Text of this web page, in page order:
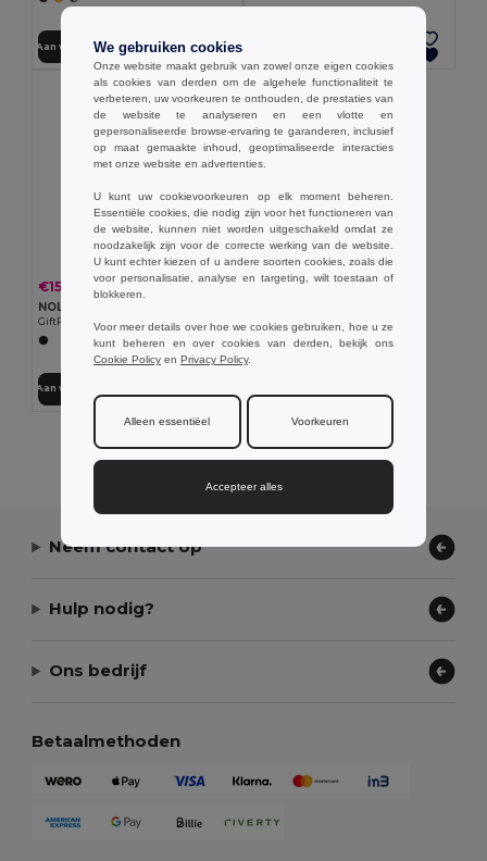
Aan winkelwagen toevoegen
€15.00 €26.57 -44%
NOLE Nordic Walking stokken
GiftRetail MO2363
Aan winkelwagen toevoegen
Alle Producten Tonen.
Neem contact op
Hulp nodig?
Ons bedrijf
Betaalmethoden
We gebruiken cookies
Onze website maakt gebruik van zowel onze eigen cookies
als cookies van derden om de algehele functionaliteit te
verbeteren, uw voorkeuren te onthouden, de prestaties van
de website te analyseren en een vlotte en
gepersonaliseerde browse-ervaring te garanderen, inclusief
op maat gemaakte inhoud, geoptimaliseerde interacties
met onze website en advertenties.
U kunt uw cookievoorkeuren op elk moment beheren.
Essentiële cookies, die nodig zijn voor het functioneren van
de website, kunnen niet worden uitgeschakeld omdat ze
noodzakelijk zijn voor de correcte werking van de website.
U kunt echter kiezen of u andere soorten cookies, zoals die
voor personalisatie, analyse en targeting, wilt toestaan of
blokkeren.
Voor meer details over hoe we cookies gebruiken, hoe u ze
kunt beheren en over cookies van derden, bekijk ons
Cookie Policy en Privacy Policy.
Alleen essentiëel Voorkeuren
Accepteer alles